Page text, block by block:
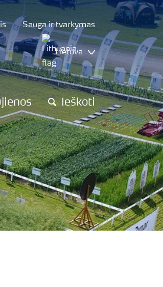
Sauga ir tvarkymas
Lietuva
Ieškoti